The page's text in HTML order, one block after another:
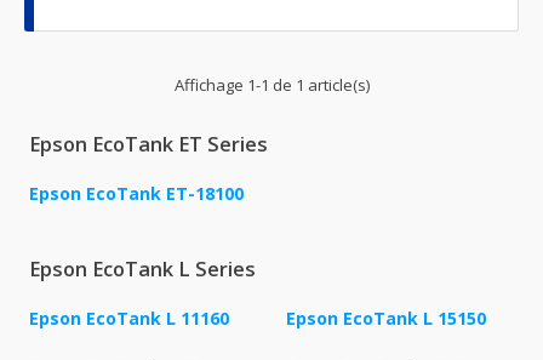
Affichage 1-1 de 1 article(s)
Epson EcoTank ET Series
Epson EcoTank ET-18100
Epson EcoTank L Series
Epson EcoTank L 11160 Epson EcoTank L 15150